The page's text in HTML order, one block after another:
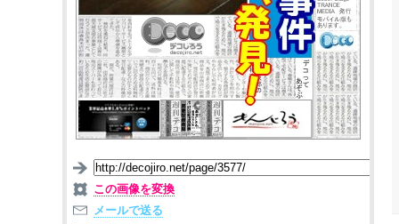
この画像を変換
メールで送る